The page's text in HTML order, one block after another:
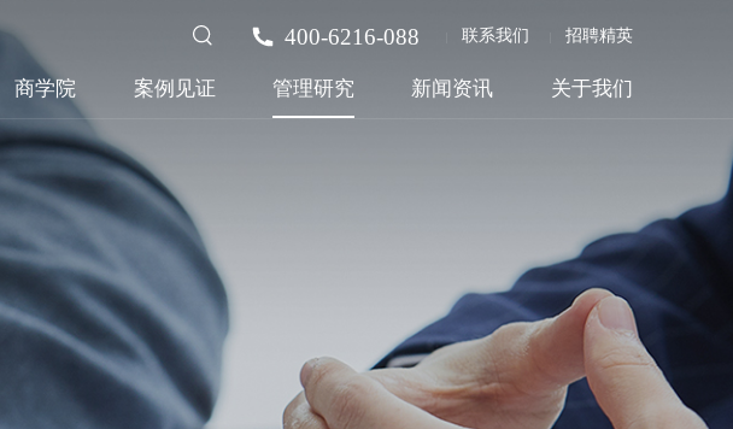
400-6216-088 联系我们 招聘精英
商学院 案例见证 管理研究 新闻资讯 关于我们